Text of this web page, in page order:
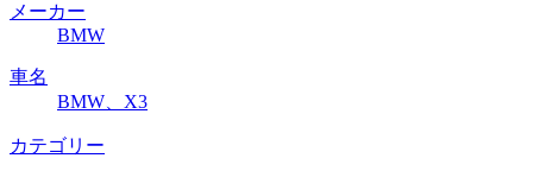
メーカー
BMW
車名
BMW、X3
カテゴリー